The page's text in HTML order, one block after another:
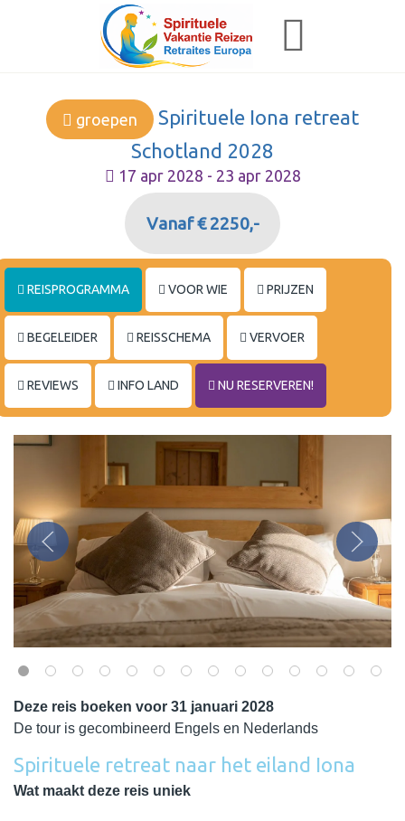
groepen
Spirituele Iona retreat
Schotland 2028
17 apr 2028 - 23 apr 2028
Vanaf € 2250,-
REISPROGRAMMA VOOR WIE PRIJZEN
BEGELEIDER REISSCHEMA VERVOER
REVIEWS INFO LAND NU RESERVEREN!
Deze reis boeken voor 31 januari 2028
De tour is gecombineerd Engels en Nederlands
Spirituele retreat naar het eiland Iona
Wat maakt deze reis uniek